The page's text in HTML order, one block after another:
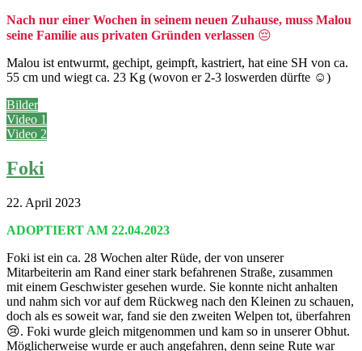
Nach nur einer Wochen in seinem neuen Zuhause, muss Malou
seine Familie aus privaten Gründen verlassen 😔
Malou ist entwurmt, gechipt, geimpft, kastriert, hat eine SH von ca.
55 cm und wiegt ca. 23 Kg (wovon er 2-3 loswerden dürfte ☺️)
Bilder
Video 1
Video 2
Foki
22. April 2023
ADOPTIERT AM 22.04.2023
Foki ist ein ca. 28 Wochen alter Rüde, der von unserer
Mitarbeiterin am Rand einer stark befahrenen Straße, zusammen
mit einem Geschwister gesehen wurde. Sie konnte nicht anhalten
und nahm sich vor auf dem Rückweg nach den Kleinen zu schauen,
doch als es soweit war, fand sie den zweiten Welpen tot, überfahren
😢. Foki wurde gleich mitgenommen und kam so in unserer Obhut.
Möglicherweise wurde er auch angefahren, denn seine Rute war